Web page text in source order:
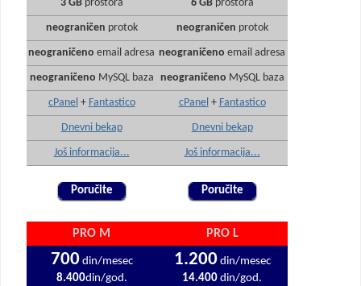
3 GBprostora
neograničen protok
neograničeno email adresa
neograničeno MySQL baza
cPanel+ Fantastico
Dnevni bekap
Još informacija...
Poručite
6 GBprostora
neograničen protok
neograničeno email adresa
neograničeno MySQL baza
cPanel+ Fantastico
Dnevni bekap
Još informacija...
Poručite
PRO M
700din/mesec
8.400din/god.
PRO L
1.200din/mesec
14.400 din/god.